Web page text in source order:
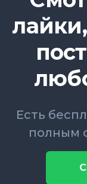
Есть
полным